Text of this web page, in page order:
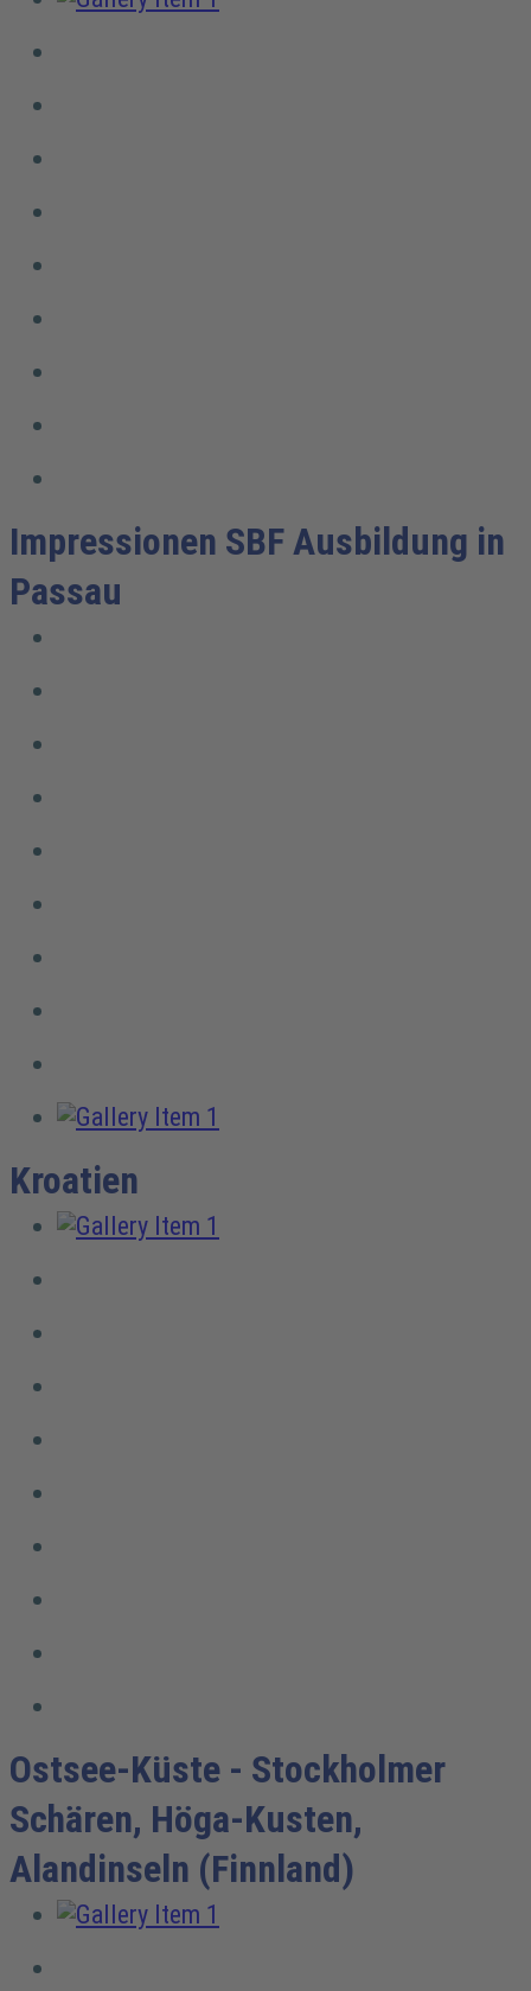
Impressionen SBF Ausbildung in
Passau
Kroatien
Ostsee-Küste - Stockholmer
Schären, Höga-Kusten,
Alandinseln (Finnland)